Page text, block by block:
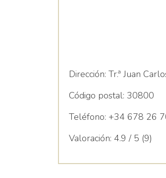
Dirección: Tr.ª Juan
Código postal: 30800
Teléfono: +34 678 26
Valoración: 4.9 / 5 (9)